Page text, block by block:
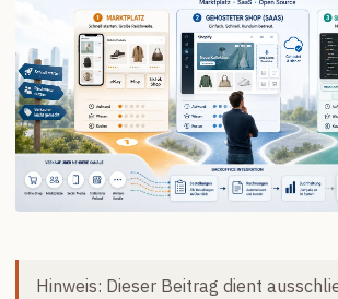
Hinweis: Dieser Beitrag dient